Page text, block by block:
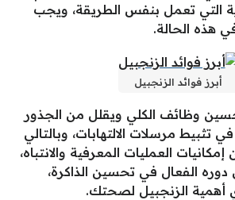
التي تعمل بنفس الطريقة، ويجب
هذه الحالة.
أبرز فوائد الزنجبيل
وظائف الكلي ويقلل من الجذور
تثبيط مرسلات الالتهابات، وبالتالي
العمليات المعرفية والانتباه،
دوره الفعال في تحسين الذاكرة،
أهمية الزنجبيل لصحتك.